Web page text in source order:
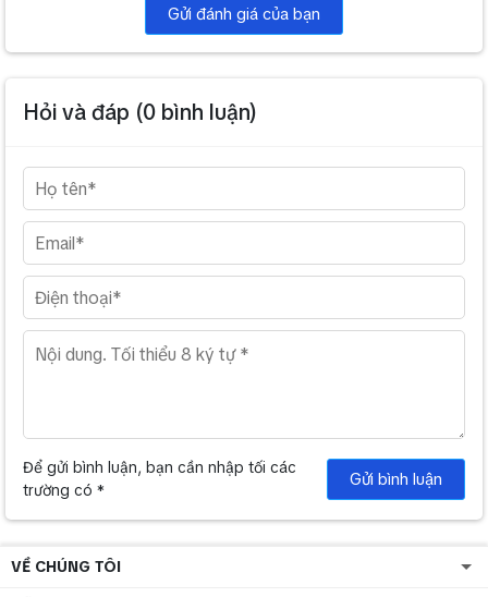
Gửi đánh giá của bạn
Hỏi và đáp (0 bình luận)
Để gửi bình luận, bạn cần nhập tối các
trường có *
Gửi bình luận
VỀ CHÚNG TÔI